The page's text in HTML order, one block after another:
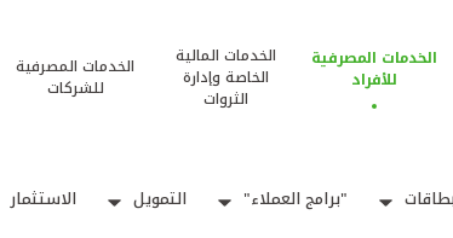
الخدمات المصرفية
للأفراد
الخدمات المالية
الخاصة وإدارة
الثروات
الخدمات المصرفية
للشركات
"برامج العملاء" التمويل الاستثمار